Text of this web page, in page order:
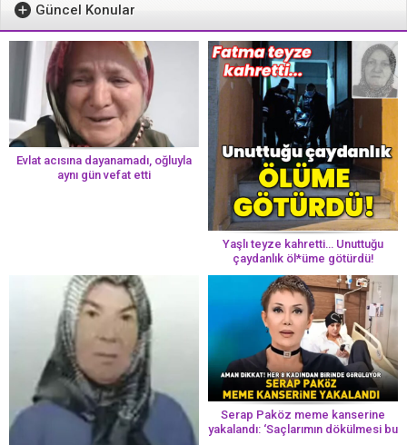
Güncel Konular
Evlat acısına dayanamadı, oğluyla
aynı gün vefat etti
Yaşlı teyze kahretti… Unuttuğu
çaydanlık öl*üme götürdü!
Serap Paköz meme kanserine
yakalandı: ‘Saçlarımın dökülmesi bu